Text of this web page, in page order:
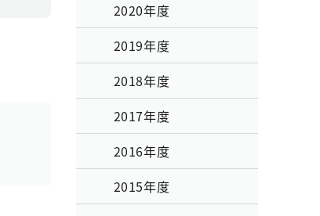
2020年度
2019年度
2018年度
2017年度
2016年度
2015年度